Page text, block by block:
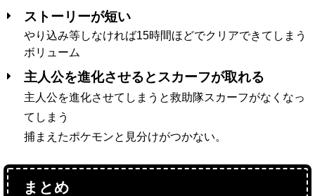
ストーリーが短い
やり込み等しなければ15時間ほどでクリアできてしまう
ボリューム
主人公を進化させるとスカーフが取れる
主人公を進化させてしまうと救助隊スカーフがなくなっ
てしまう
捕まえたポケモンと見分けがつかない。
まとめ